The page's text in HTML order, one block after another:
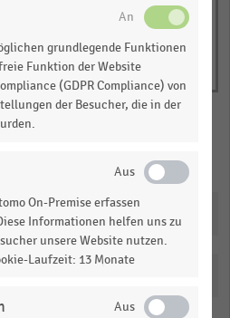
grundlegende Funktionen
Funktion der Website
(GDPR Compliance) von
der Besucher, die in der
On-Premise erfassen
Informationen helfen uns zu
unsere Website nutzen.
Laufzeit: 13 Monate